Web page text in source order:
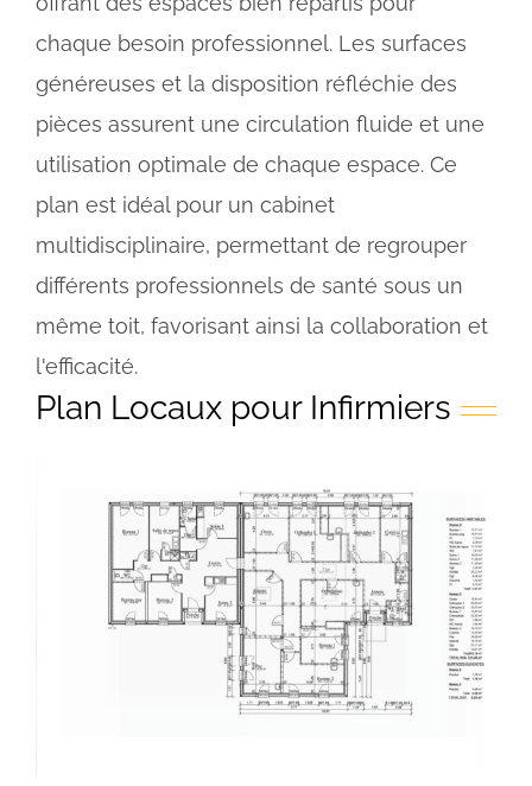
chaque besoin professionnel. Les surfaces
généreuses et la disposition réfléchie des
pièces assurent une circulation fluide et une
utilisation optimale de chaque espace. Ce
plan est idéal pour un cabinet
multidisciplinaire, permettant de regrouper
différents professionnels de santé sous un
même toit, favorisant ainsi la collaboration et
l'efficacité.
Plan Locaux pour Infirmiers